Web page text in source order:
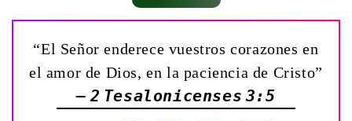
“El Señor enderece vuestros corazones en
el amor de Dios, en la paciencia de Cristo”
— 2 Tesalonicenses 3:5